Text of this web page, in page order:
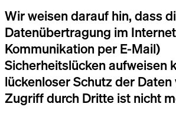
Wir weisen darauf hin, dass
Datenübertragung im
Kommunikation per E-Mail)
Sicherheitslücken aufweisen
lückenloser Schutz der Daten
Zugriff durch Dritte ist nicht